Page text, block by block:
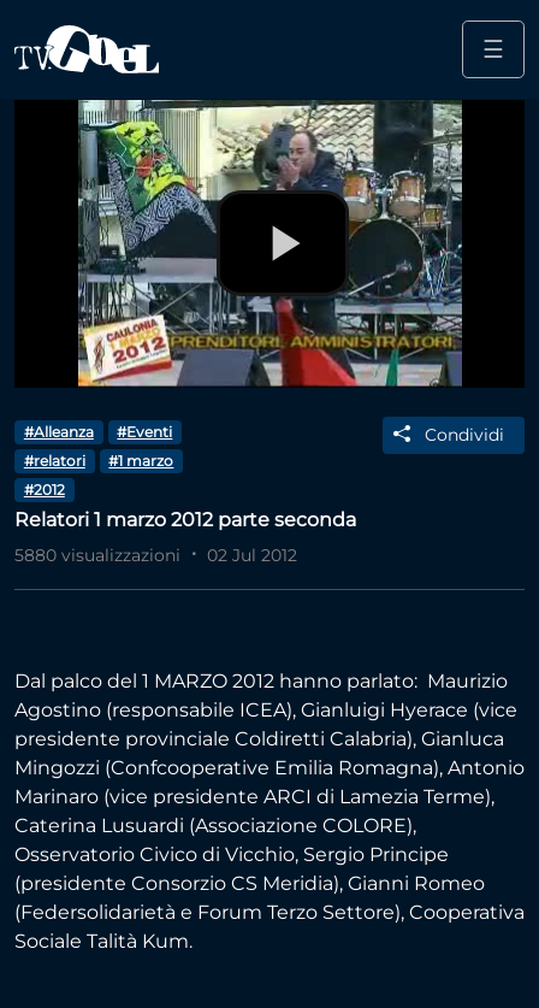
Salta al contenuto principale
☰
Play
Video
#Alleanza
#Eventi
#relatori
#1 marzo
#2012
Condividi
Relatori 1 marzo 2012 parte seconda
5880 visualizzazioni 02 Jul 2012
Dal palco del 1 MARZO 2012 hanno parlato: Maurizio
Agostino (responsabile ICEA), Gianluigi Hyerace (vice
presidente provinciale Coldiretti Calabria), Gianluca
Mingozzi (Confcooperative Emilia Romagna), Antonio
Marinaro (vice presidente ARCI di Lamezia Terme),
Caterina Lusuardi (Associazione COLORE),
Osservatorio Civico di Vicchio, Sergio Principe
(presidente Consorzio CS Meridia), Gianni Romeo
(Federsolidarietà e Forum Terzo Settore), Cooperativa
Sociale Talità Kum.